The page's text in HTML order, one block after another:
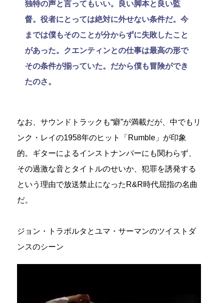
独特の声と言ってもいい。良い脚本と良い監
督。役者にとっては絶対に外せない条件だ。今
までは僕もそのことが分からずに失敗したこと
があった。クエンティンとの仕事は最高の形で
その条件が揃っていた。だから僕も冒険ができ
たのさ。
なお、サウンドトラックも“癖”が満載だが、中でもリ
ンク・レイの1958年のヒット「Rumble」が印象
的。ギターによるインストナンバーにも関わらず、
その過激な音とタイトルのせいか、犯罪を誘発する
という理由で放送禁止になったR&R時代屈指の名曲
だ。
ジョン・トラボルタとユマ・サーマンのツイストダ
ンスのシーン